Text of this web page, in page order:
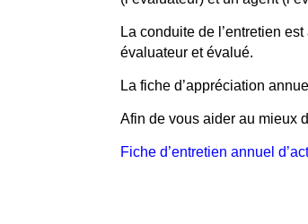
La conduite de l’entretien
évaluateur et évalué.
La fiche d’appréciation
Afin de vous aider au mieux
Fiche d’entretien annuel